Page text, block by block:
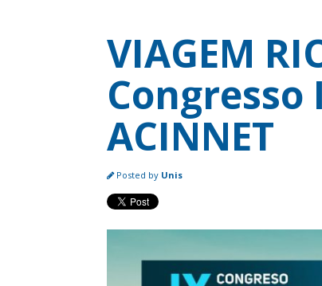
VIAGEM
ACINNET
Posted by Unis